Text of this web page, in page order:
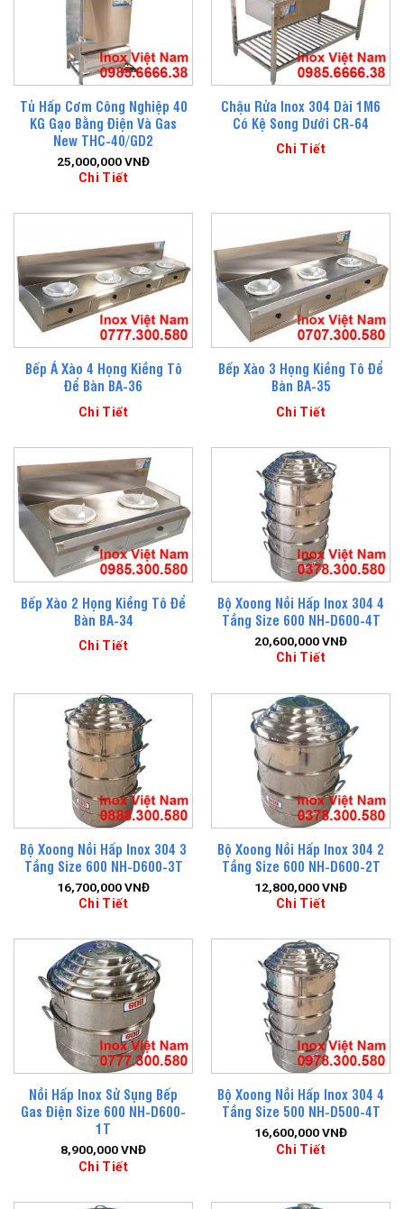
Tủ Hấp Cơm Công Nghiệp 40
KG Gạo Bằng Điện Và Gas
New THC-40/GD2
25,000,000VNĐ
Chi Tiết
Chậu Rửa Inox 304 Dài 1M6
Có Kệ Song Dưới CR-64
Chi Tiết
Bếp Á Xào 4 Họng Kiềng Tô
Để Bàn BA-36
Chi Tiết
Bếp Xào 3 Họng Kiềng Tô Để
Bàn BA-35
Chi Tiết
Bếp Xào 2 Họng Kiềng Tô Để
Bàn BA-34
Chi Tiết
Bộ Xoong Nồi Hấp Inox 304 4
Tầng Size 600 NH-D600-4T
20,600,000VNĐ
Chi Tiết
Bộ Xoong Nồi Hấp Inox 304 3
Tầng Size 600 NH-D600-3T
16,700,000VNĐ
Chi Tiết
Bộ Xoong Nồi Hấp Inox 304 2
Tầng Size 600 NH-D600-2T
12,800,000VNĐ
Chi Tiết
Nồi Hấp Inox Sử Sụng Bếp
Gas Điện Size 600 NH-D600-
1T
8,900,000VNĐ
Chi Tiết
Bộ Xoong Nồi Hấp Inox 304 4
Tầng Size 500 NH-D500-4T
16,600,000VNĐ
Chi Tiết